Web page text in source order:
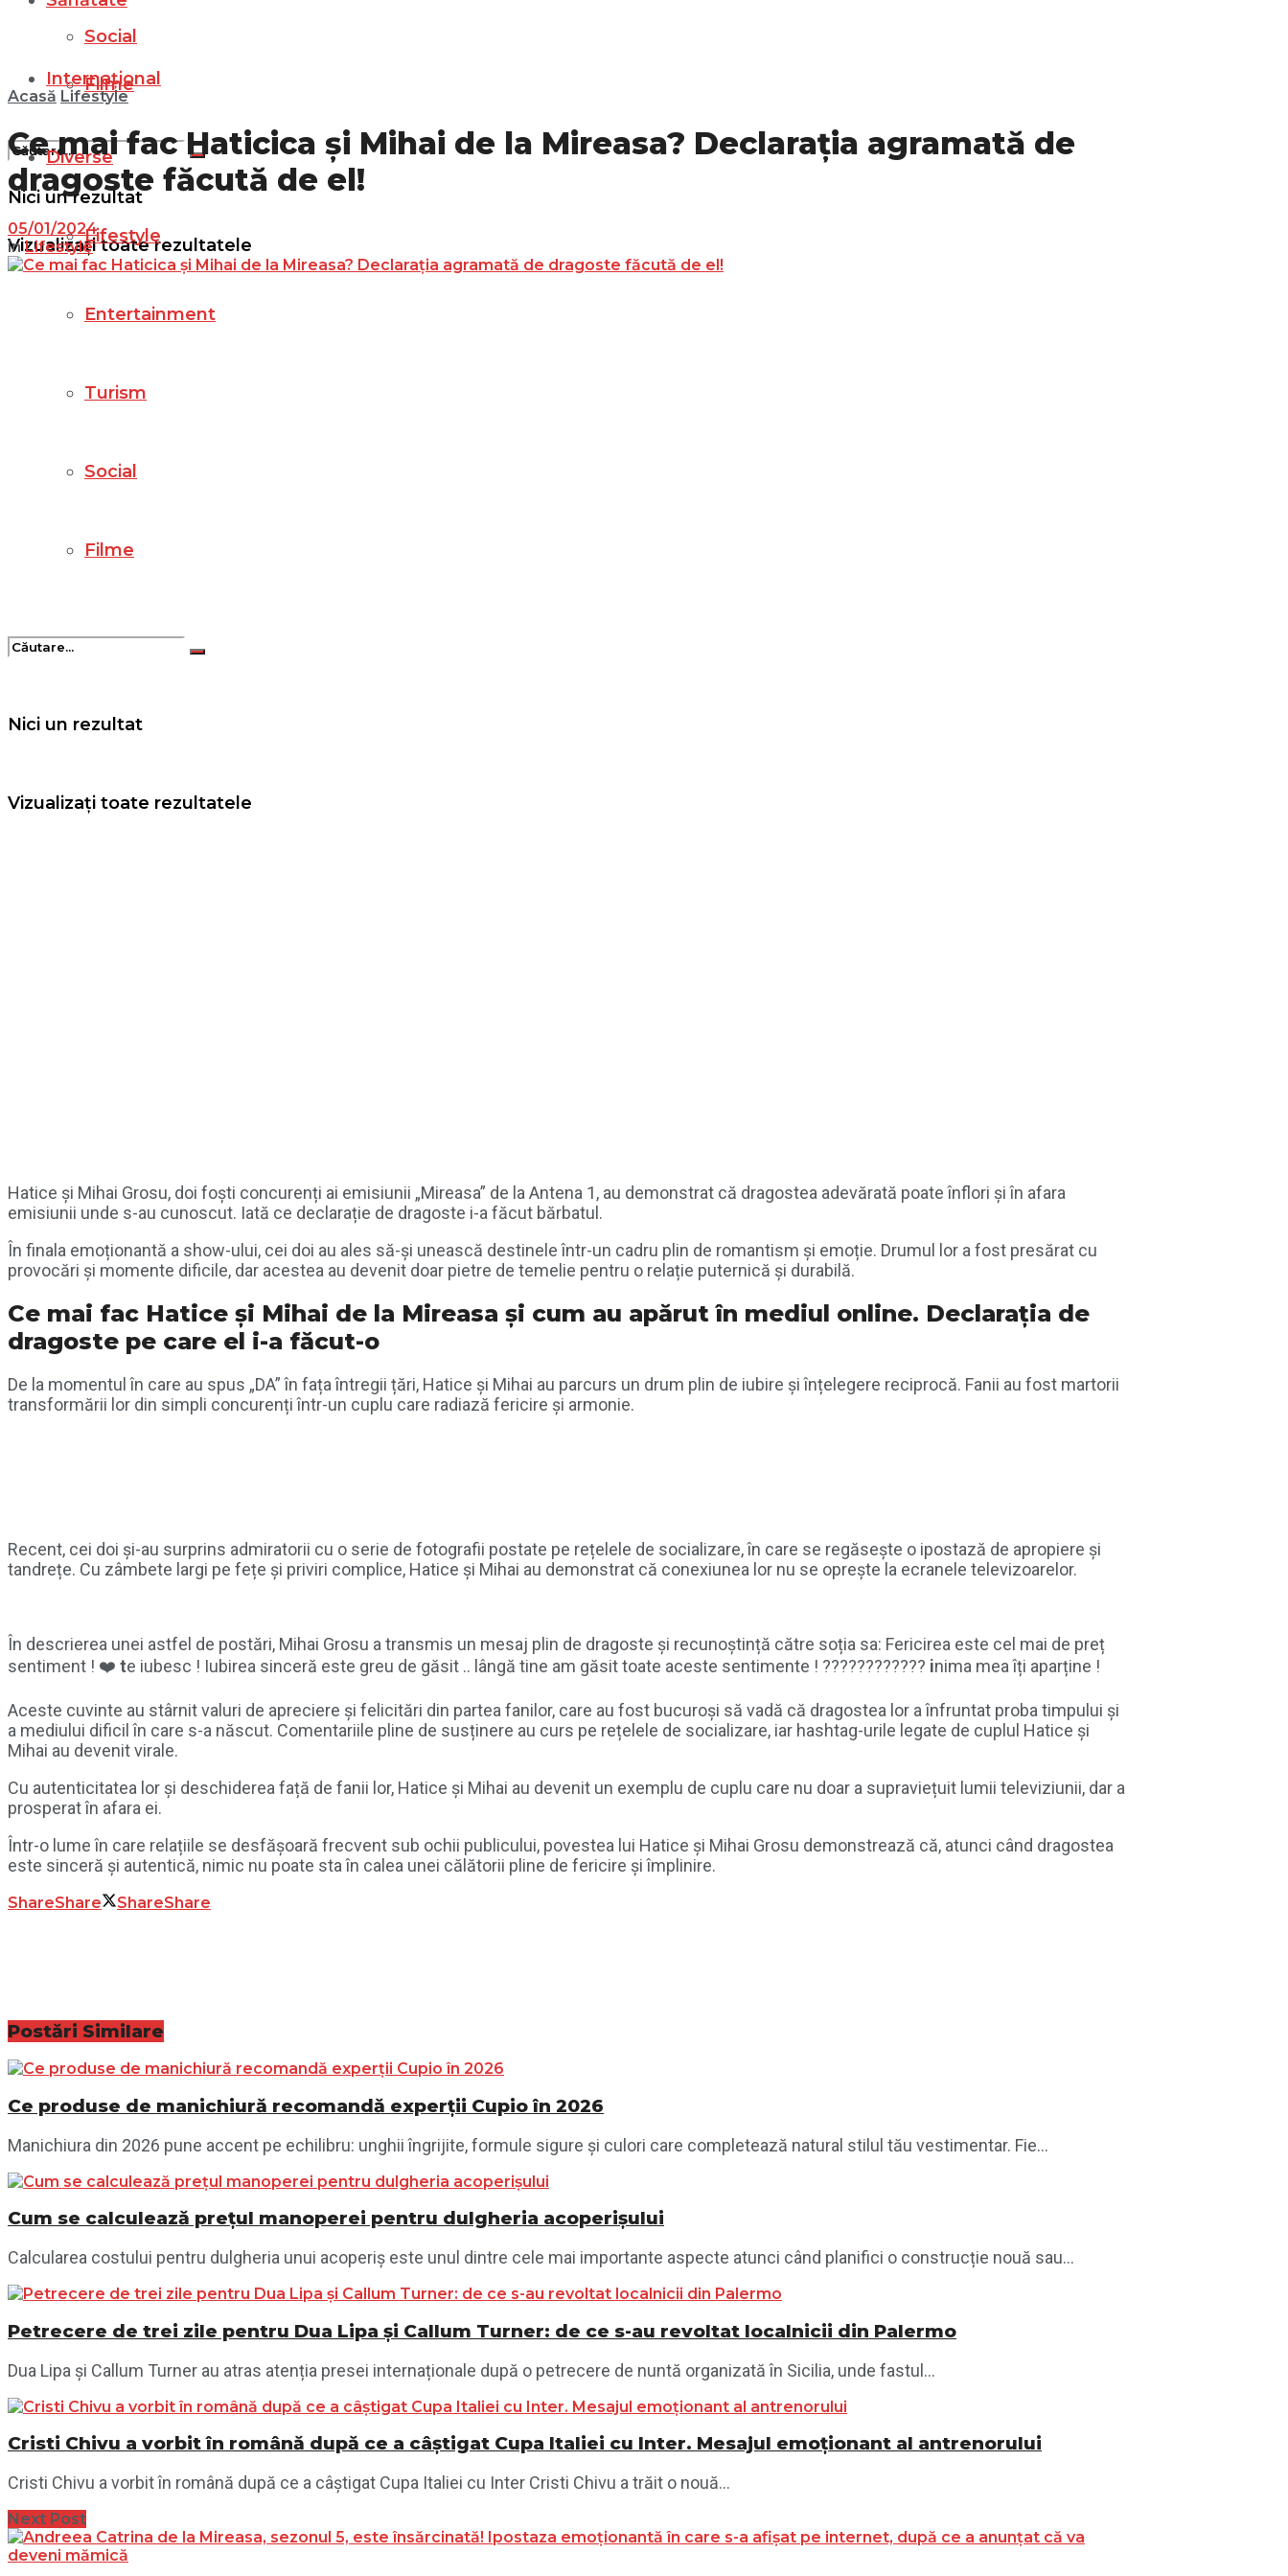
Social
Filme
Nici un rezultat
Vizualizați toate rezultatele
Internațional
Diverse
Lifestyle
Entertainment
Turism
Social
Filme
Nici un rezultat
Vizualizați toate rezultatele
Acasă Lifestyle
Ce mai fac Haticica și Mihai de la Mireasa? Declarația agramată de
dragoste făcută de el!
05/01/2024
in Lifestyle
Hatice și Mihai Grosu, doi foști concurenți ai emisiunii „Mireasa” de la Antena 1, au demonstrat că dragostea adevărată poate înflori și în afara
emisiunii unde s-au cunoscut. Iată ce declarație de dragoste i-a făcut bărbatul.
În finala emoționantă a show-ului, cei doi au ales să-și unească destinele într-un cadru plin de romantism și emoție. Drumul lor a fost presărat cu
provocări și momente dificile, dar acestea au devenit doar pietre de temelie pentru o relație puternică și durabilă.
Ce mai fac Hatice și Mihai de la Mireasa și cum au apărut în mediul online. Declarația de
dragoste pe care el i-a făcut-o
De la momentul în care au spus „DA” în fața întregii țări, Hatice și Mihai au parcurs un drum plin de iubire și înțelegere reciprocă. Fanii au fost martorii
transformării lor din simpli concurenți într-un cuplu care radiază fericire și armonie.
Recent, cei doi și-au surprins admiratorii cu o serie de fotografii postate pe rețelele de socializare, în care se regăsește o ipostază de apropiere și
tandrețe. Cu zâmbete largi pe fețe și priviri complice, Hatice și Mihai au demonstrat că conexiunea lor nu se oprește la ecranele televizoarelor.
În descrierea unei astfel de postări, Mihai Grosu a transmis un mesaj plin de dragoste și recunoștință către soția sa: Fericirea este cel mai de preț
sentiment ! ❤️ te iubesc ! Iubirea sinceră este greu de găsit .. lângă tine am găsit toate aceste sentimente ! ???????????? inima mea îți aparține !
Aceste cuvinte au stârnit valuri de apreciere și felicitări din partea fanilor, care au fost bucuroși să vadă că dragostea lor a înfruntat proba timpului și
a mediului dificil în care s-a născut. Comentariile pline de susținere au curs pe rețelele de socializare, iar hashtag-urile legate de cuplul Hatice și
Mihai au devenit virale.
Cu autenticitatea lor și deschiderea față de fanii lor, Hatice și Mihai au devenit un exemplu de cuplu care nu doar a supraviețuit lumii televiziunii, dar a
prosperat în afara ei.
Într-o lume în care relațiile se desfășoară frecvent sub ochii publicului, povestea lui Hatice și Mihai Grosu demonstrează că, atunci când dragostea
este sinceră și autentică, nimic nu poate sta în calea unei călătorii pline de fericire și împlinire.
ShareShare ShareShare
Postări Similare
Ce produse de manichiură recomandă experții Cupio în 2026
Manichiura din 2026 pune accent pe echilibru: unghii îngrijite, formule sigure și culori care completează natural stilul tău vestimentar. Fie...
Cum se calculează prețul manoperei pentru dulgheria acoperișului
Calcularea costului pentru dulgheria unui acoperiș este unul dintre cele mai importante aspecte atunci când planifici o construcție nouă sau...
Petrecere de trei zile pentru Dua Lipa și Callum Turner: de ce s-au revoltat localnicii din Palermo
Dua Lipa și Callum Turner au atras atenția presei internaționale după o petrecere de nuntă organizată în Sicilia, unde fastul...
Cristi Chivu a vorbit în română după ce a câștigat Cupa Italiei cu Inter. Mesajul emoționant al antrenorului
Cristi Chivu a vorbit în română după ce a câștigat Cupa Italiei cu Inter Cristi Chivu a trăit o nouă...
Next Post